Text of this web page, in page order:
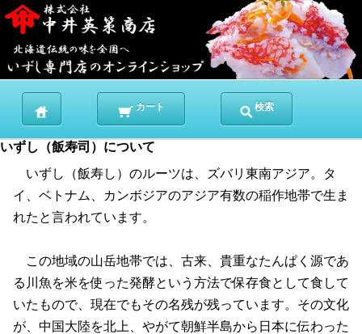
カート 検索
いずし（飯寿司）について
いずし（飯寿し）のルーツは、ズバリ東南アジア。タ
イ、ベトナム、カンボジアのアジア有数の稲作地帯で生ま
れたと言われています。
この地域の山岳地帯では、古来、貴重なたんぱく源であ
る川魚を米を使った発酵という方法で保存食として食して
いたもので、現在でもその名残が残っています。その文化
が、中国大陸を北上、やがて朝鮮半島から日本に伝わった